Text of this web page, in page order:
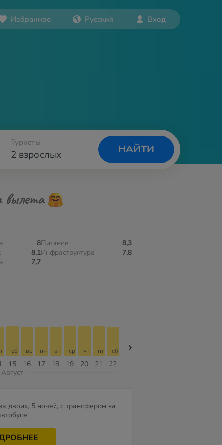
Избранное Русский Вход
2 взрослых
Туристы
НАЙТИ
вылета
8
8,1
7,7
Питание
8,3
Инфраструктура
7,8
15
сб
16
вс
17
пн
18
вт
19
ср
20
чт
21
пт
22
сб
Август
за двоих, 5 ночей, с трансфером на